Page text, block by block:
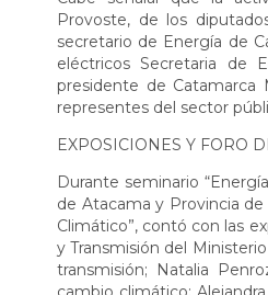
Provoste, de los
secretario de Energía de
eléctricos Secretaria de
presidente de Catamarca
representes del sector
EXPOSICIONES Y FORO
Durante seminario
de Atacama y Provincia
Climático”, contó con las
y Transmisión del
transmisión; Natalia